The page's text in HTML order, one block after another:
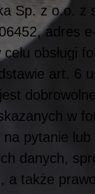
Sp. z o.o. z
adres
obsługi
art. 6
w
pytanie
danych,
a także